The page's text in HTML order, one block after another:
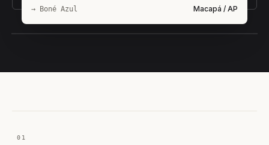
→ Boné Azul Macapá / AP
01